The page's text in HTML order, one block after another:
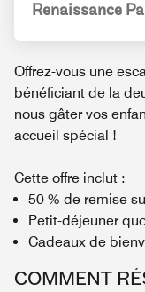
Renaissance
Offrez-vous une
bénéficiant de la
nous gâter vos
accueil spécial !
Cette offre inclut :
50 % de remise
Petit-déjeuner
Cadeaux de
COMMENT